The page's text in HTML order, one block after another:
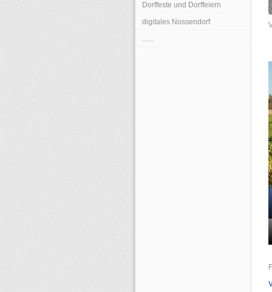
Dorffeste und Dorffeiern
digitales Nossendorf
......